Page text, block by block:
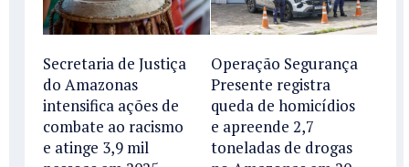
Secretaria de Justiça
do Amazonas
intensifica ações de
combate ao racismo
e atinge 3,9 mil
Operação Segurança
Presente registra
queda de homicídios
e apreende 2,7
toneladas de drogas